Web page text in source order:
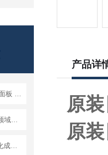
产品详
原
原